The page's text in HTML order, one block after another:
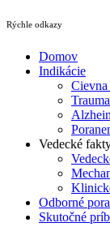
Rýchle odkazy
Domov
Indikácie
Cievna
Vedecké
Odborné
Skutočné